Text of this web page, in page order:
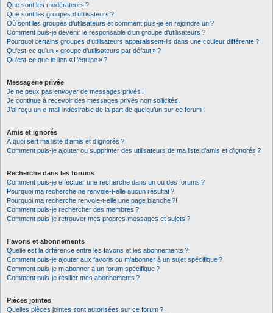
Que sont les modérateurs ?
Que sont les groupes d’utilisateurs ?
Où sont les groupes d’utilisateurs et comment puis-je en rejoindre un ?
Comment puis-je devenir le responsable d’un groupe d’utilisateurs ?
Pourquoi certains groupes d’utilisateurs apparaissent-ils dans une couleur différente ?
Qu’est-ce qu’un « groupe d’utilisateurs par défaut » ?
Qu’est-ce que le lien « L’équipe » ?
Messagerie privée
Je ne peux pas envoyer de messages privés !
Je continue à recevoir des messages privés non sollicités !
J’ai reçu un e-mail indésirable de la part de quelqu’un sur ce forum !
Amis et ignorés
À quoi sert ma liste d’amis et d’ignorés ?
Comment puis-je ajouter ou supprimer des utilisateurs de ma liste d’amis et d’ignorés ?
Recherche dans les forums
Comment puis-je effectuer une recherche dans un ou des forums ?
Pourquoi ma recherche ne renvoie-t-elle aucun résultat ?
Pourquoi ma recherche renvoie-t-elle une page blanche ?!
Comment puis-je rechercher des membres ?
Comment puis-je retrouver mes propres messages et sujets ?
Favoris et abonnements
Quelle est la différence entre les favoris et les abonnements ?
Comment puis-je ajouter aux favoris ou m’abonner à un sujet spécifique ?
Comment puis-je m’abonner à un forum spécifique ?
Comment puis-je résilier mes abonnements ?
Pièces jointes
Quelles pièces jointes sont autorisées sur ce forum ?